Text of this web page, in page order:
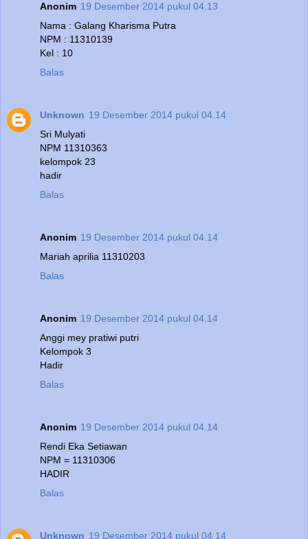
Anonim 19 Desember 2014 pukul 04.13
Nama : Galang Kharisma Putra
NPM : 11310139
Kel : 10
Balas
Unknown 19 Desember 2014 pukul 04.14
Sri Mulyati
NPM 11310363
kelompok 23
hadir
Balas
Anonim 19 Desember 2014 pukul 04.14
Mariah aprilia 11310203
Balas
Anonim 19 Desember 2014 pukul 04.14
Anggi mey pratiwi putri
Kelompok 3
Hadir
Balas
Anonim 19 Desember 2014 pukul 04.14
Rendi Eka Setiawan
NPM = 11310306
HADIR
Balas
Unknown 19 Desember 2014 pukul 04.14